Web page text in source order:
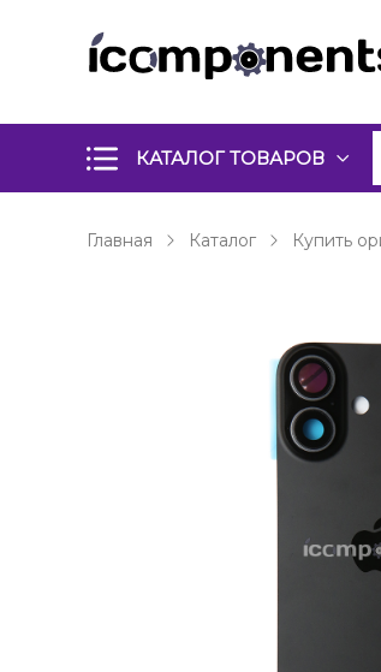
КАТАЛОГ ТОВАРОВ
Главная Каталог Купить